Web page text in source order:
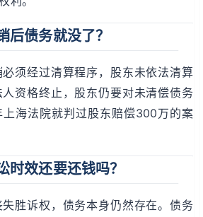
后债务就没了？
须经过清算程序，股东未依法清算
资格终止，股东仍要对未清偿债务
上海法院就判过股东赔偿300万的案
时效还要还钱吗？
胜诉权，债务本身仍然存在。债务